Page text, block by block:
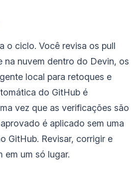
o ciclo. Você revisa os pull
na nuvem dentro do Devin, os
local para retoques e
do GitHub é
vez que as verificações são
é aplicado sem uma
GitHub. Revisar, corrigir e
em um só lugar.